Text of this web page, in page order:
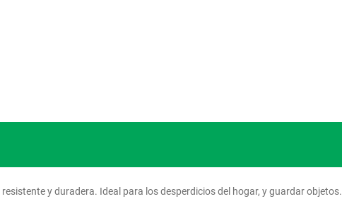
resistente y duradera. Ideal para los desperdicios del hogar, y guardar objetos.